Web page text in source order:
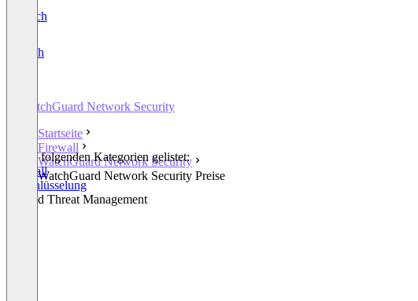
Deutsch
English
WatchGuard Network Security
Startseite
Firewall
WatchGuard Network Security
WatchGuard Network Security Preise
In den folgenden Kategorien gelistet:
Firewall
Verschlüsselung
Unified Threat Management